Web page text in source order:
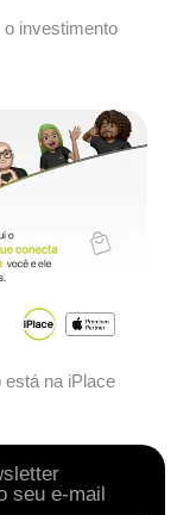
o investimento
está na iPlace
seu e-mail